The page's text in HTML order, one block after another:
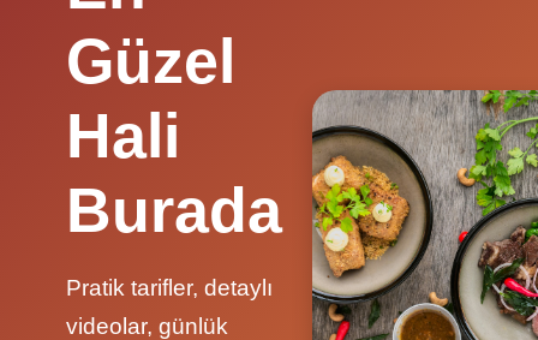
Güzel
Hali
Burada
Pratik tarifler, detaylı
videolar, günlük